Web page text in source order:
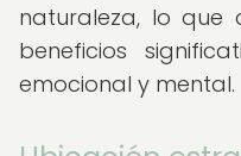
naturaleza, lo que
beneficios
emocional y mental.